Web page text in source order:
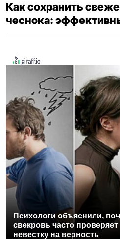
Как сохранить
чеснока:
Психологи объяснили,
свекровь часто проверяет
невестку на верность